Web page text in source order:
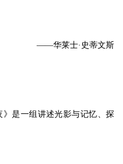
——华莱士·史蒂文斯
是一组讲述光影与记忆、探